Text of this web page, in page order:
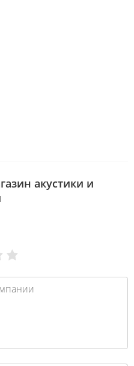
акустики и